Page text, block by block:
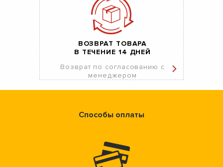
ВОЗВРАТ ТОВАРА
В ТЕЧЕНИЕ 14 ДНЕЙ
Возврат по согласованию с
менеджером
Способы оплаты